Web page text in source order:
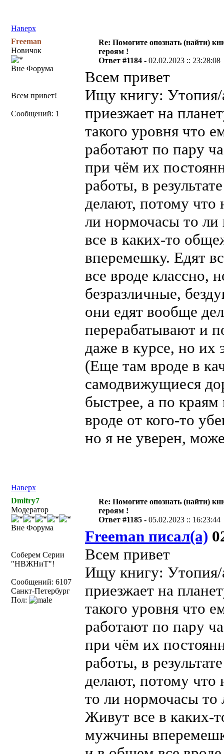
Наверх
Freeman
Новичок
Вне Форума
Всем привет!
Сообщений: 1
Re: Помогите опознать (найти)
героям !
Ответ #1184 -02.02.2023 :: 23:28:08
Всем привет
Ищу книгу: Утопия/
приезжает на
такого уровня что
работают по пару
при чём их
работы, в
делают, потому что
ли нормочасы то
все в каких-то
вперемешку. Едят
все вроде классно,
безразличные,
они едят вообще
перерабатывают и
даже в курсе, но их
(Еще там вроде в
самодвижущиеся
быстрее, а по
вроде от кого-то
но я не уверен,
Наверх
Dmitry7
Модератор
Вне Форума
Соберем Серии
"НВЖНиТ"!
Сообщений: 6107
Санкт-Петербург
Пол:
Re: Помогите опознать (найти)
героям !
Ответ #1185 -05.02.2023 :: 16:23:44
Freeman писал(а)
Всем привет
Ищу книгу: Утопия/
приезжает на
такого уровня что
работают по пару
при чём их
работы, в
делают, потому что
то ли нормочасы то
Живут все в
мужчины